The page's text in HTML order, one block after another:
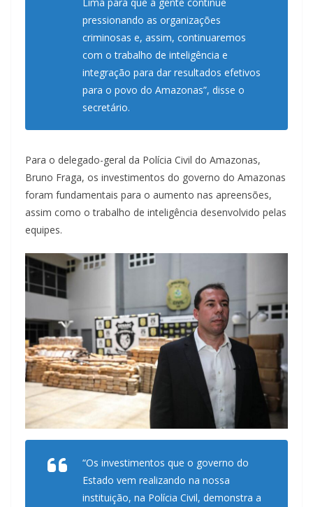
pressionando as organizações
criminosas e, assim, continuaremos
com o trabalho de inteligência e
integração para dar resultados efetivos
para o povo do Amazonas”, disse o
secretário.
Para o delegado-geral da Polícia Civil do Amazonas,
Bruno Fraga, os investimentos do governo do Amazonas
foram fundamentais para o aumento nas apreensões,
assim como o trabalho de inteligência desenvolvido pelas
equipes.
“Os investimentos que o governo do
Estado vem realizando na nossa
instituição, na Polícia Civil, demonstra a